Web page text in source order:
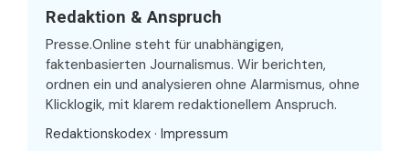
Redaktion & Anspruch
Presse.Online steht für unabhängigen,
faktenbasierten Journalismus. Wir berichten,
ordnen ein und analysieren ohne Alarmismus, ohne
Klicklogik, mit klarem redaktionellem Anspruch.
Redaktionskodex · Impressum